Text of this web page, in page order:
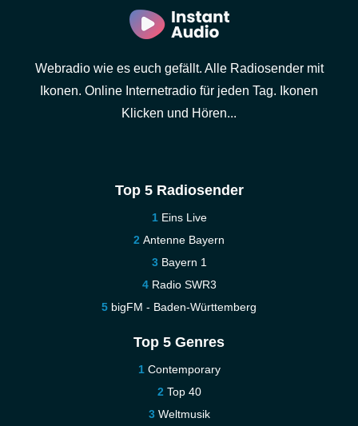
Webradio wie es euch gefällt. Alle Radiosender mit
Ikonen. Online Internetradio für jeden Tag. Ikonen
Klicken und Hören...
Top 5 Radiosender
Eins Live
Antenne Bayern
Bayern 1
Radio SWR3
bigFM - Baden-Württemberg
Top 5 Genres
Contemporary
Top 40
Weltmusik